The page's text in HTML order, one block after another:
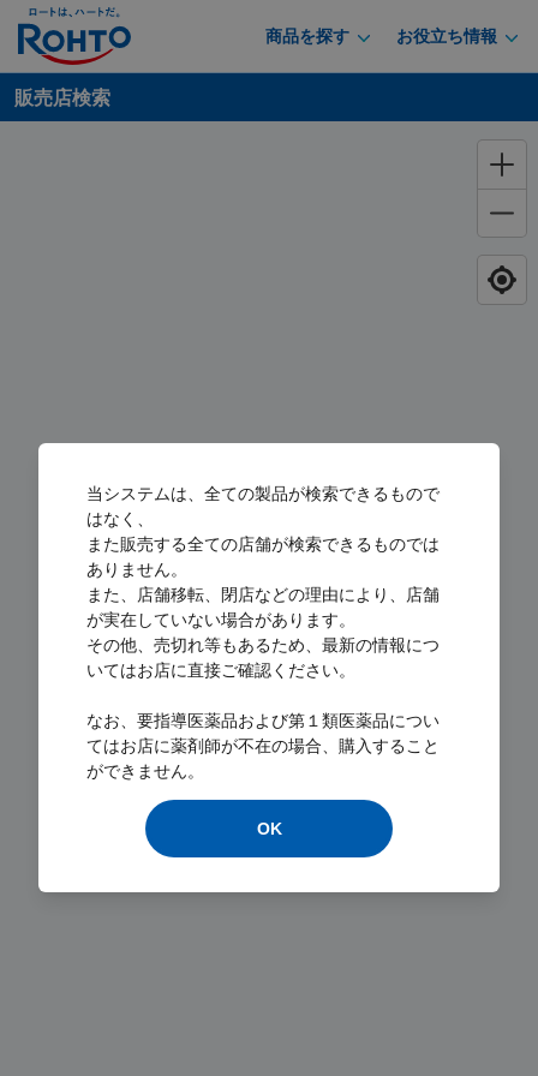
商品を探す お役立ち情報
販売店検索
Loading...
当システムは、全ての製品が検索できるもので
はなく、
また販売する全ての店舗が検索できるものでは
ありません。
また、店舗移転、閉店などの理由により、店舗
が実在していない場合があります。
その他、売切れ等もあるため、最新の情報につ
いてはお店に直接ご確認ください。
なお、要指導医薬品および第１類医薬品につい
てはお店に薬剤師が不在の場合、購入すること
ができません。
OK